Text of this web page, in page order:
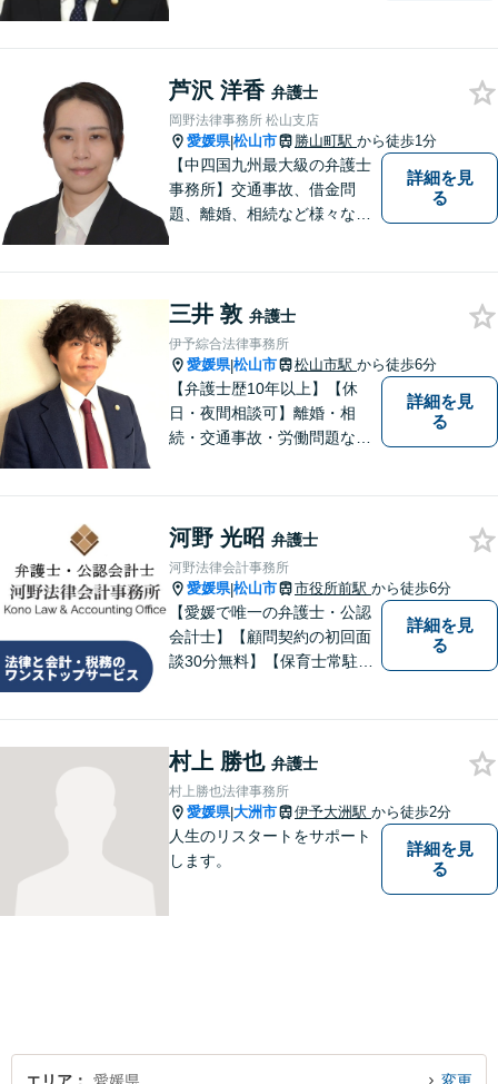
芦沢 洋香 弁護士
岡野法律事務所 松山支店
愛媛県|松山市 勝山町駅 から徒歩1分
【中四国九州最大級の弁護士
事務所】交通事故、借金問
題、離婚、相続など様々な問
い！
詳細を見
る
三井 敦 弁護士
伊予綜合法律事務所
愛媛県|松山市 松山市駅 から徒歩6分
【弁護士歴10年以上】【休
日・夜間相談可】離婚・相
続・交通事故・労働問題など
指します【オンライン相談
可】【松山市駅徒歩8分】
詳細を見
る
河野 光昭 弁護士
河野法律会計事務所
愛媛県|松山市 市役所前駅 から徒歩6分
【愛媛で唯一の弁護士・公認
会計士】【顧問契約の初回面
談30分無料】【保育士常駐】
せください。
詳細を見
る
村上 勝也 弁護士
村上勝也法律事務所
愛媛県|大洲市 伊予大洲駅 から徒歩2分
人生のリスタートをサポート
します。
詳細を見
る